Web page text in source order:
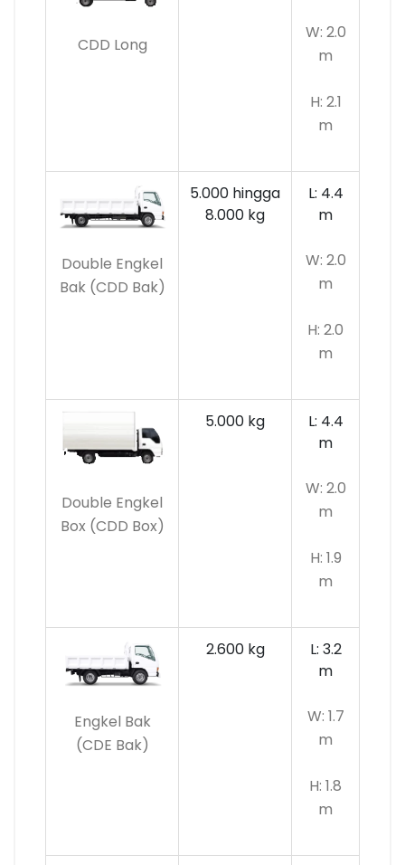
CDD Long
W: 2.0
m
H: 2.1
m
Double Engkel
Bak (CDD Bak)
5.000 hingga
8.000 kg
L: 4.4
m
W: 2.0
m
H: 2.0
m
Double Engkel
Box (CDD Box)
5.000 kg
L: 4.4
m
W: 2.0
m
H: 1.9
m
Engkel Bak
(CDE Bak)
2.600 kg
L: 3.2
m
W: 1.7
m
H: 1.8
m